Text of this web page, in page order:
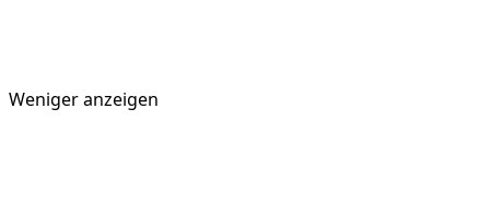
Weniger anzeigen